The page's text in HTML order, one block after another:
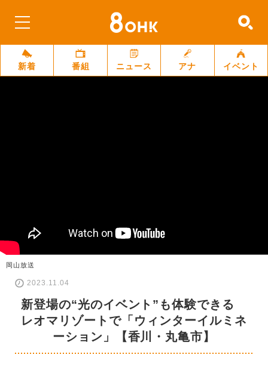
新着 番組 ニュース アナ イベント
岡山放送
2023.11.04
新登場の“光のイベント”も体験できる
レオマリゾートで「ウィンターイルミネ
ーション」【香川・丸亀市】